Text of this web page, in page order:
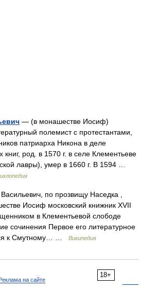
— (в монашестве Иосиф)
полемист с протестантами,
патриарха Никона в деле
книг, род. в 1570 г. в селе Клементьеве
лавры), умер в 1660 г. В 1594 …
по прозвищу Наседка ,
Иосиф московский книжник XVII
в Клементьевой слободе
сочинения Первое его литературное
к Смутному… …
Википедия
18+
на сайте